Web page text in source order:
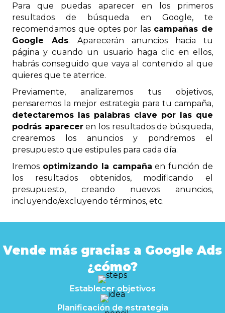
Para que puedas aparecer en los primeros
resultados de búsqueda en Google, te
recomendamos que optes por las campañas de
Google Ads. Aparecerán anuncios hacia tu
página y cuando un usuario haga clic en ellos,
habrás conseguido que vaya al contenido al que
quieres que te aterrice.
Previamente, analizaremos tus objetivos,
pensaremos la mejor estrategia para tu campaña,
detectaremos las palabras clave por las que
podrás apareceren los resultados de búsqueda,
crearemos los anuncios y pondremos el
presupuesto que estipules para cada día.
Iremos optimizando la campaña en función de
los resultados obtenidos, modificando el
presupuesto, creando nuevos anuncios,
incluyendo/excluyendo términos, etc.
Vende más gracias a Google Ads
¿cómo?
Establecer objetivos
Planificación de estrategia